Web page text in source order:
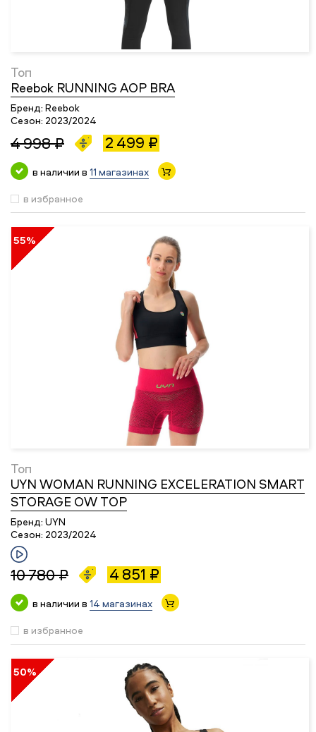
Топ
Reebok RUNNING AOP BRA
Бренд: Reebok
Сезон: 2023/2024
4 998 ₽ 2 499 ₽
в наличии в 11 магазинах
в избранное
55%
Топ
UYN WOMAN RUNNING EXCELERATION SMART
STORAGE OW TOP
Бренд: UYN
Сезон: 2023/2024
10 780 ₽ 4 851 ₽
в наличии в 14 магазинах
в избранное
50%